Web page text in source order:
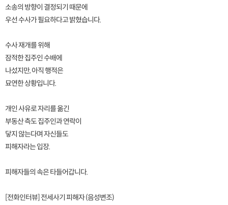
소송의 방향이 결정되기 때문에
우선 수사가 필요하다고 밝혔습니다.
수사 재개를 위해
잠적한 집주인 수배에
나섰지만, 아직 행적은
묘연한 상황입니다.
개인 사유로 자리를 옮긴
부동산 측도 집주인과 연락이
닿지 않는다며 자신들도
피해자라는 입장.
피해자들의 속은 타들어갑니다.
[전화인터뷰] 전세사기 피해자 (음성변조)